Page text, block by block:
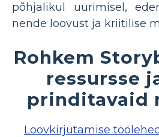
põhjalikul uurimisel,
nende loovust ja kriitilise
Rohkem
ressursse
prinditavaid
Loovkirjutamise töölehed